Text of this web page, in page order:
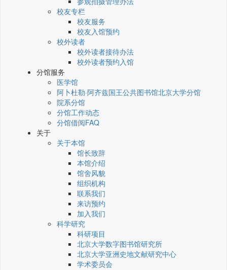
校友专栏
校友服务
校友入馆预约
校外读者
校外读者接待办法
校外读者预约入馆
分馆服务
医学馆
阿卜杜勒·阿齐兹国王公共图书馆北京大学分馆
院系分馆
分馆工作动态
分馆借阅FAQ
关于
关于本馆
馆长致辞
本馆介绍
馆舍风貌
组织机构
联系我们
来访预约
加入我们
科学研究
科研项目
北京大学数字图书馆研究所
北京大学亚洲史地文献研究中心
学术委员会